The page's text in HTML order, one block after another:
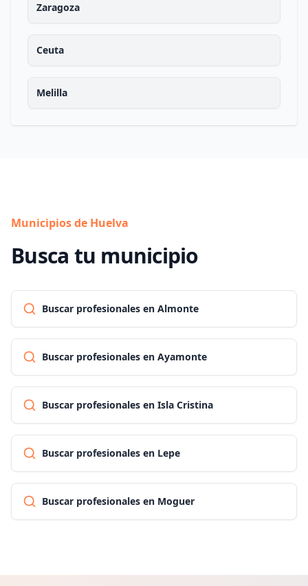
Zaragoza
Ceuta
Melilla
Municipios de Huelva
Busca tu municipio
Buscar profesionales en Almonte
Buscar profesionales en Ayamonte
Buscar profesionales en Isla Cristina
Buscar profesionales en Lepe
Buscar profesionales en Moguer